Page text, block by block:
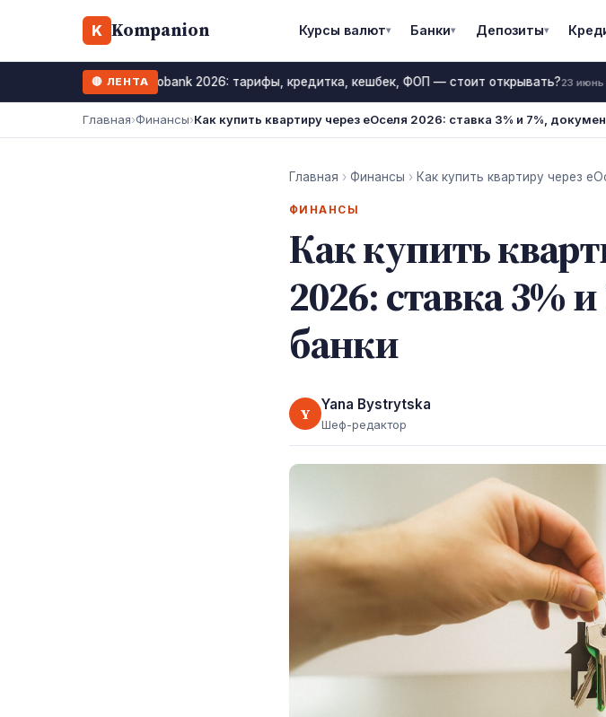
K Kompanion Курсы валют▾ Банки▾ Депозиты▾
🔴 ЛЕНТА
12 июль 2026 Monobank 2026: тарифы, кредитка, кешбек, ФОП — стоит открывать?23 июнь
Главная›Финансы›Как купить квартиру через еОселя 2026: ставка 3% и 7%,
Главная › Финансы › Как купить квартиру через
ФИНАНСЫ
Как купить
2026: ставка 3%
банки
Y Yana Bystrytska
Шеф-редактор